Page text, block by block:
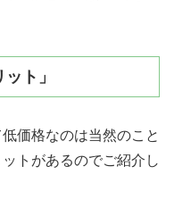
ト」
価格なのは当然のこと
トがあるのでご紹介し